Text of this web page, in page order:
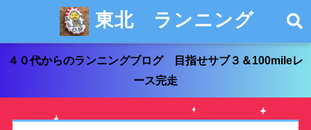
東北 ランニング
４０代からのランニングブログ 目指せサブ３＆100mileレ
ース完走